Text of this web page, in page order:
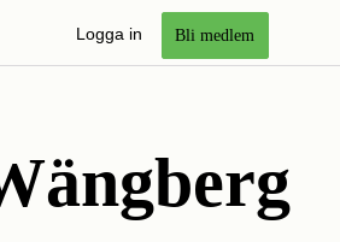
Logga in Bli medlem